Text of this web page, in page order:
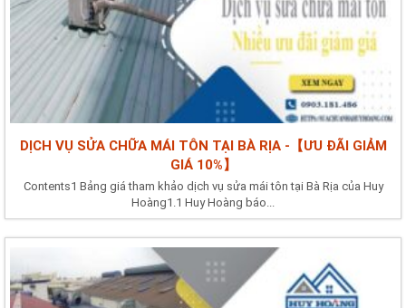
DỊCH VỤ SỬA CHỮA MÁI TÔN TẠI BÀ RỊA -【ƯU ĐÃI GIẢM
GIÁ 10%】
Contents1 Bảng giá tham khảo dịch vụ sửa mái tôn tại Bà Rịa của Huy
Hoàng1.1 Huy Hoàng báo...